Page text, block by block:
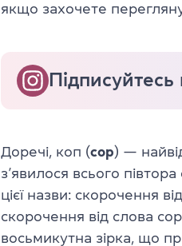
якщо захочете
Доречі, коп (cop) —
з’явилося всього
цієї назви: скорочення
скорочення від слова
восьмикутна зірка, що